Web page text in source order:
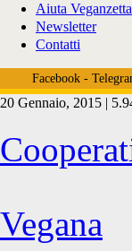
Aiuta Veganzetta
Newsletter
Contatti
Facebook-
Tag:
20 Gennaio, 2015 |
Vegana